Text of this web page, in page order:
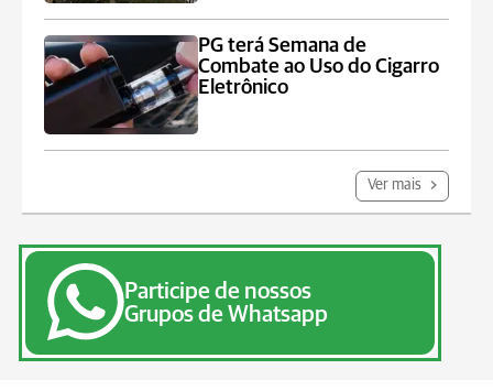
PG terá Semana de
Combate ao Uso do Cigarro
Eletrônico
Ver mais
Participe de nossos
Grupos de Whatsapp